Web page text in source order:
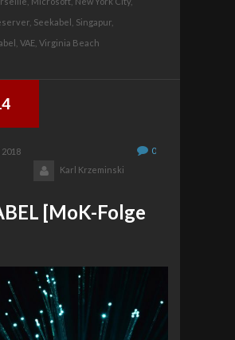
Seekabel,
Singapur,
VAE, Virginia Beach
2018
0
Karl Krzeminski
[MoK-Folge